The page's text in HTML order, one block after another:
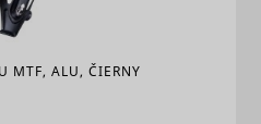
MTF, ALU, ČIERNY